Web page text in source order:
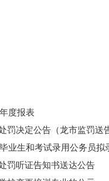
度报表
罚决定公告（龙市监罚送
业生和考试录用公务员拟
罚听证告知书送达公告